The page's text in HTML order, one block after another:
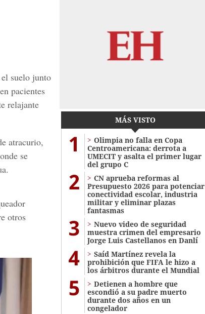
suelo junto
pacientes
relajante
atracurio,
se
otros
MÁS VISTO
1
Olimpia no falla en Copa
Centroamericana: derrota a
UMECIT y asalta el primer lugar
del grupo C
2
CN aprueba reformas al
Presupuesto 2026 para potenciar
conectividad escolar, industria
militar y eliminar plazas
fantasmas
3
Nuevo video de seguridad
muestra crimen del empresario
Jorge Luis Castellanos en Danlí
4
Saíd Martínez revela la
prohibición que FIFA le hizo a
los árbitros durante el Mundial
5
Detienen a hombre que
escondió a su padre muerto
durante dos años en un
congelador